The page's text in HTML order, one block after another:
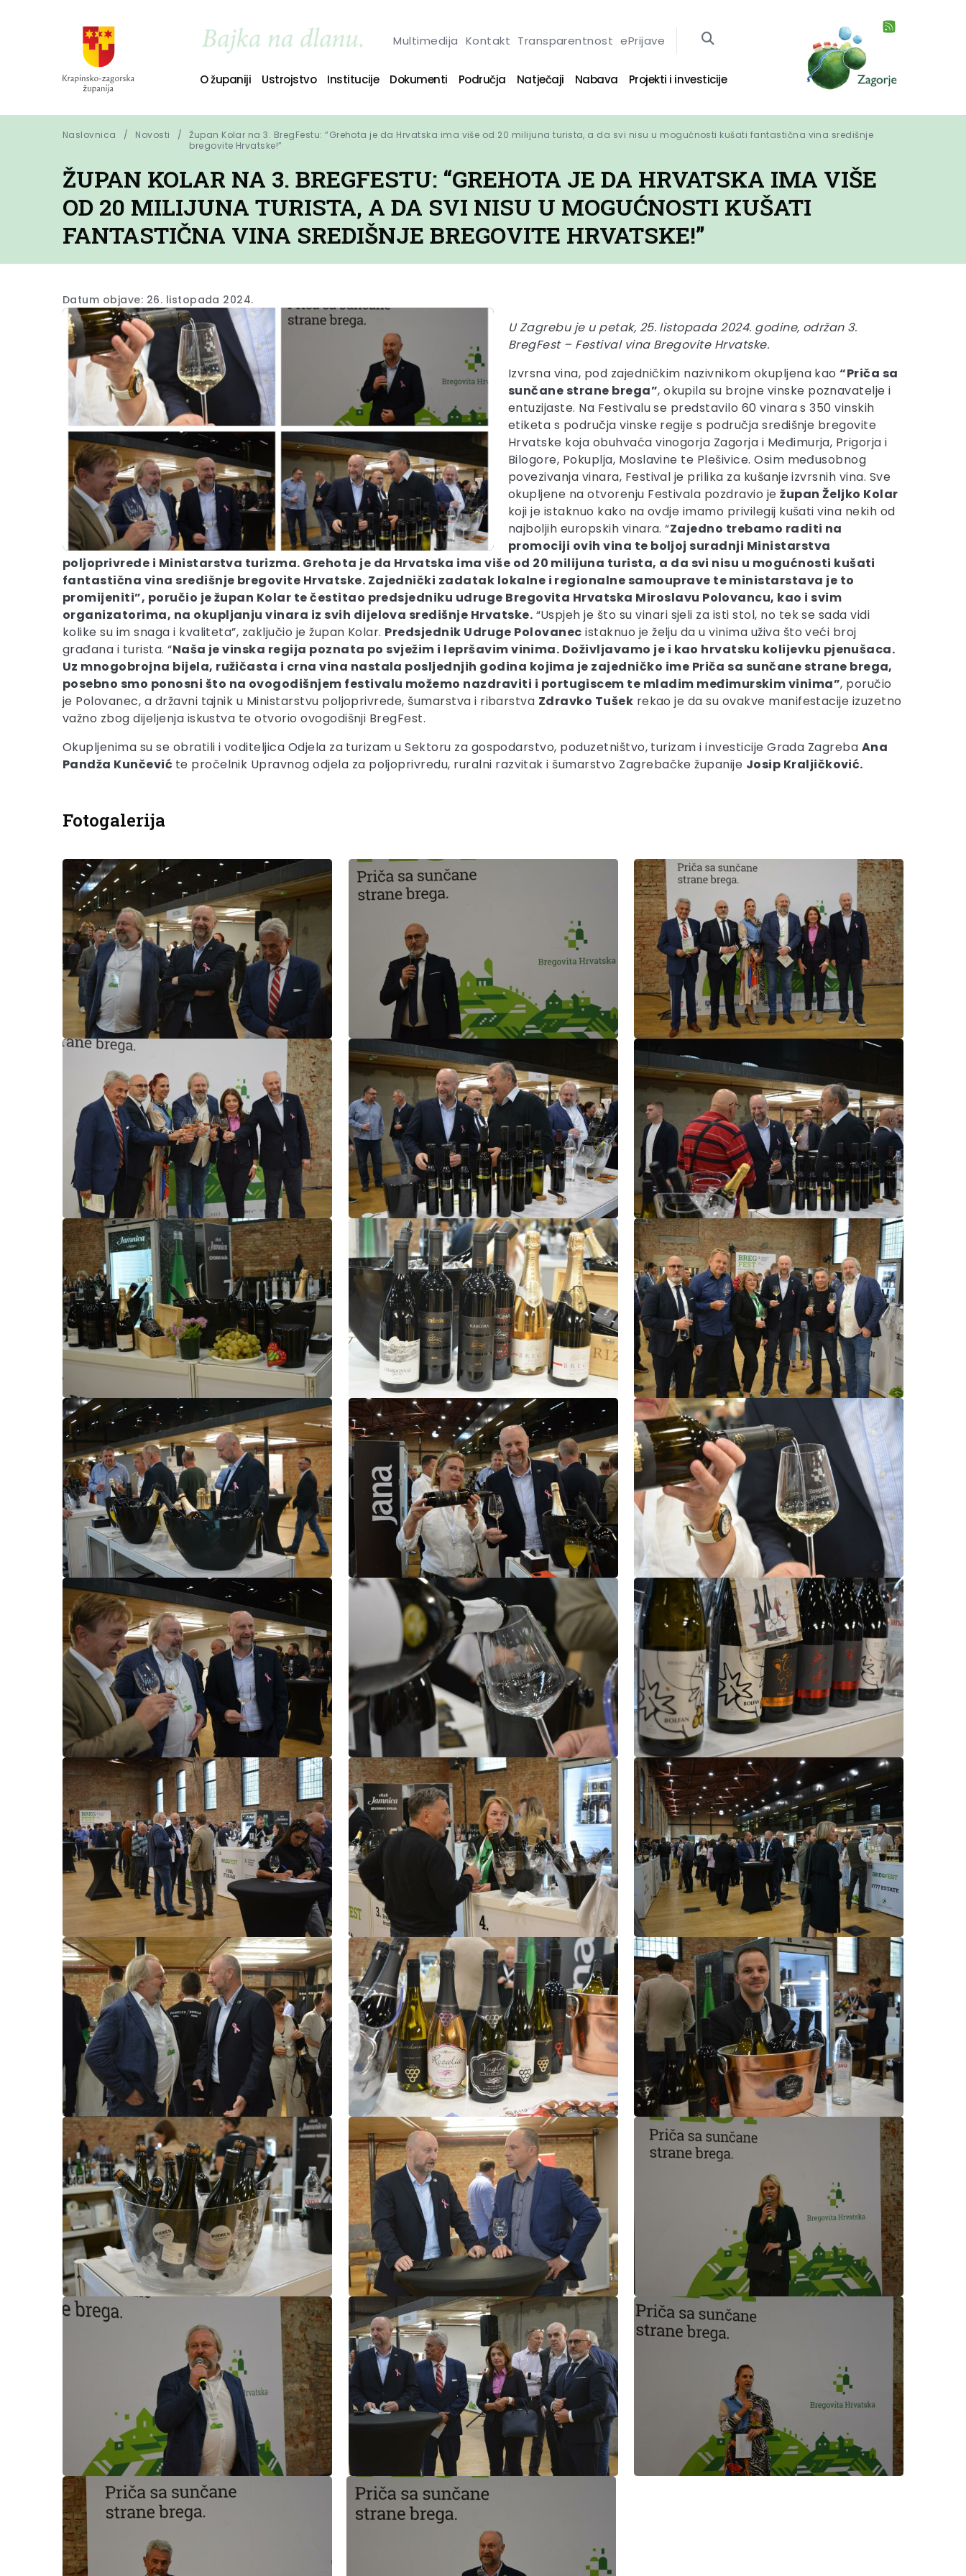
Multimedija Kontakt Transparentnost ePrijave
O županiji Ustrojstvo Institucije Dokumenti Područja Natječaji Nabava Projekti i investicije
Naslovnica Novosti
Župan Kolar na 3. BregFestu: “Grehota je da Hrvatska ima više od 20 milijuna turista, a da svi nisu u mogućnosti kušati fantastična vina središnje
bregovite Hrvatske!”
ŽUPAN KOLAR NA 3. BREGFESTU: “GREHOTA JE DA HRVATSKA IMA VIŠE
OD 20 MILIJUNA TURISTA, A DA SVI NISU U MOGUĆNOSTI KUŠATI
FANTASTIČNA VINA SREDIŠNJE BREGOVITE HRVATSKE!”
Datum objave: 26. listopada 2024.
U Zagrebu je u petak, 25. listopada 2024. godine, održan 3.
BregFest – Festival vina Bregovite Hrvatske.
Izvrsna vina, pod zajedničkim nazivnikom okupljena kao“Priča sa
sunčane strane brega”, okupila su brojne vinske poznavatelje i
entuzijaste. Na Festivalu se predstavilo 60 vinara s 350 vinskih
etiketa s područja vinske regije s područja središnje bregovite
Hrvatske koja obuhvaća vinogorja Zagorja i Međimurja, Prigorja i
Bilogore, Pokuplja, Moslavine te Plešivice. Osim međusobnog
povezivanja vinara, Festival je prilika za kušanje izvrsnih vina. Sve
okupljene na otvorenju Festivala pozdravio ježupan Željko Kolar
koji je istaknuo kako na ovdje imamo privilegij kušati vina nekih od
najboljih europskih vinara. “Zajedno trebamo raditi na
promociji ovih vina te boljoj suradnji Ministarstva
poljoprivrede i Ministarstva turizma. Grehota je da Hrvatska ima više od 20 milijuna turista, a da svi nisu u mogućnosti kušati
fantastična vina središnje bregovite Hrvatske. Zajednički zadatak lokalne i regionalne samouprave te ministarstava je to
promijeniti”, poručio je župan Kolar te čestitao predsjedniku udruge Bregovita Hrvatska Miroslavu Polovancu, kao i svim
organizatorima, na okupljanju vinara iz svih dijelova središnje Hrvatske. “Uspjeh je što su vinari sjeli za isti stol, no tek se sada vidi
kolike su im snaga i kvaliteta”, zaključio je župan Kolar. Predsjednik Udruge Polovanec istaknuo je želju da u vinima uživa što veći broj
građana i turista. “Naša je vinska regija poznata po svježim i lepršavim vinima. Doživljavamo je i kao hrvatsku kolijevku pjenušaca.
Uz mnogobrojna bijela, ružičasta i crna vina nastala posljednjih godina kojima je zajedničko ime Priča sa sunčane strane brega,
posebno smo ponosni što na ovogodišnjem festivalu možemo nazdraviti i portugiscem te mladim međimurskim vinima”, poručio
je Polovanec, a državni tajnik u Ministarstvu poljoprivrede, šumarstva i ribarstva Zdravko Tušek rekao je da su ovakve manifestacije izuzetno
važno zbog dijeljenja iskustva te otvorio ovogodišnji BregFest.
Okupljenima su se obratili i voditeljica Odjela za turizam u Sektoru za gospodarstvo, poduzetništvo, turizam i investicije Grada Zagreba Ana
Pandža Kunčević te pročelnik Upravnog odjela za poljoprivredu, ruralni razvitak i šumarstvo Zagrebačke županije Josip Kraljičković.
Fotogalerija